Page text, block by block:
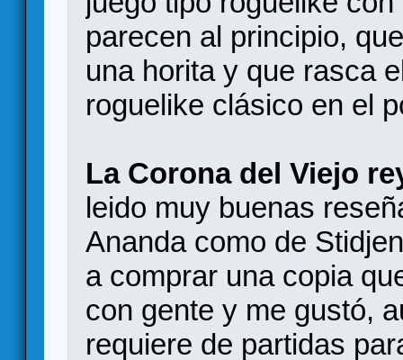
parecen al principio,
una horita y que rasca
roguelike clásico en el
La Corona del Viejo
leido muy buenas
Ananda como de
a comprar una copia
con gente y me gustó,
requiere de partidas